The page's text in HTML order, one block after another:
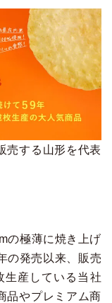
形を代表
の極薄に焼き上げ
の発売以来、販売
生産している当社
品やプレミアム商